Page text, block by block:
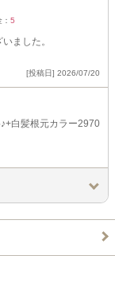
5
ました。
[投稿日] 2026/07/20
白髪根元カラー2970